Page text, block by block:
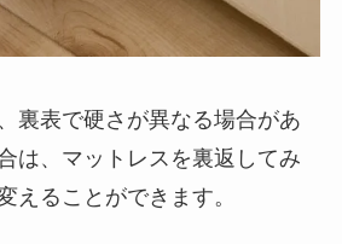
裏表で硬さが異なる場合があ
は、マットレスを裏返してみ
えることができます。